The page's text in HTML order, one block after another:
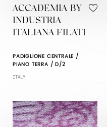
ACCADEMIA BY
INDUSTRIA
ITALIANA FILATI
PADIGLIONE CENTRALE /
PIANO TERRA / D/2
ITALY